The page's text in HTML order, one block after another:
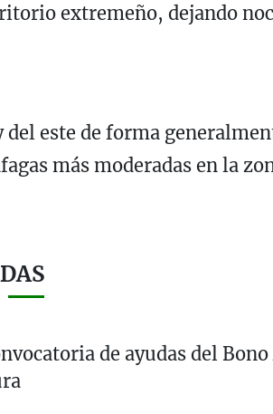
extremeño, dejando
este de forma
más moderadas en la
de ayudas del